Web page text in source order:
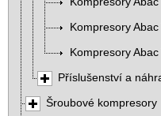
Kompresory
Kompresory
Příslušenství a
Šroubové kompresory